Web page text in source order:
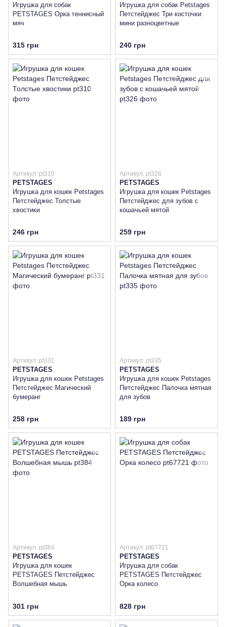
Игрушка для собак
PETSTAGES Орка теннисный
мяч
315 грн
Игрушка для собак Petstages
Петстейджес Три косточки
мини разноцветные
240 грн
Артикул: pt310
PETSTAGES
Игрушка для кошек Petstages
Петстейджес Толстые
хвостики
246 грн
Артикул: pt326
PETSTAGES
Игрушка для кошек Petstages
Петстейджес для зубов с
кошачьей мятой
259 грн
Артикул: pt331
PETSTAGES
Игрушка для кошек Petstages
Петстейджес Магический
бумеранг
258 грн
Артикул: pt335
PETSTAGES
Игрушка для кошек Petstages
Петстейджес Палочка мятная
для зубов
189 грн
Артикул: pt384
PETSTAGES
Игрушка для кошек
PETSTAGES Петстейджес
Волшебная мышь
301 грн
Артикул: pt67721
PETSTAGES
Игрушка для собак
PETSTAGES Петстейджес
Орка колесо
828 грн